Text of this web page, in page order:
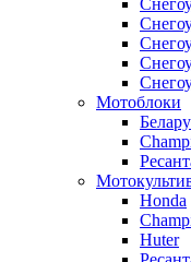
Мотоблоки
Honda
Huter